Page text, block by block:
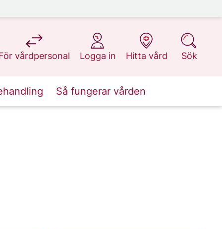
vårdpersonal
på 1177.se
Logga in
på 1177.se
Hitta vård
på 1177.se
Sök
på 1177.se
Så fungerar vården